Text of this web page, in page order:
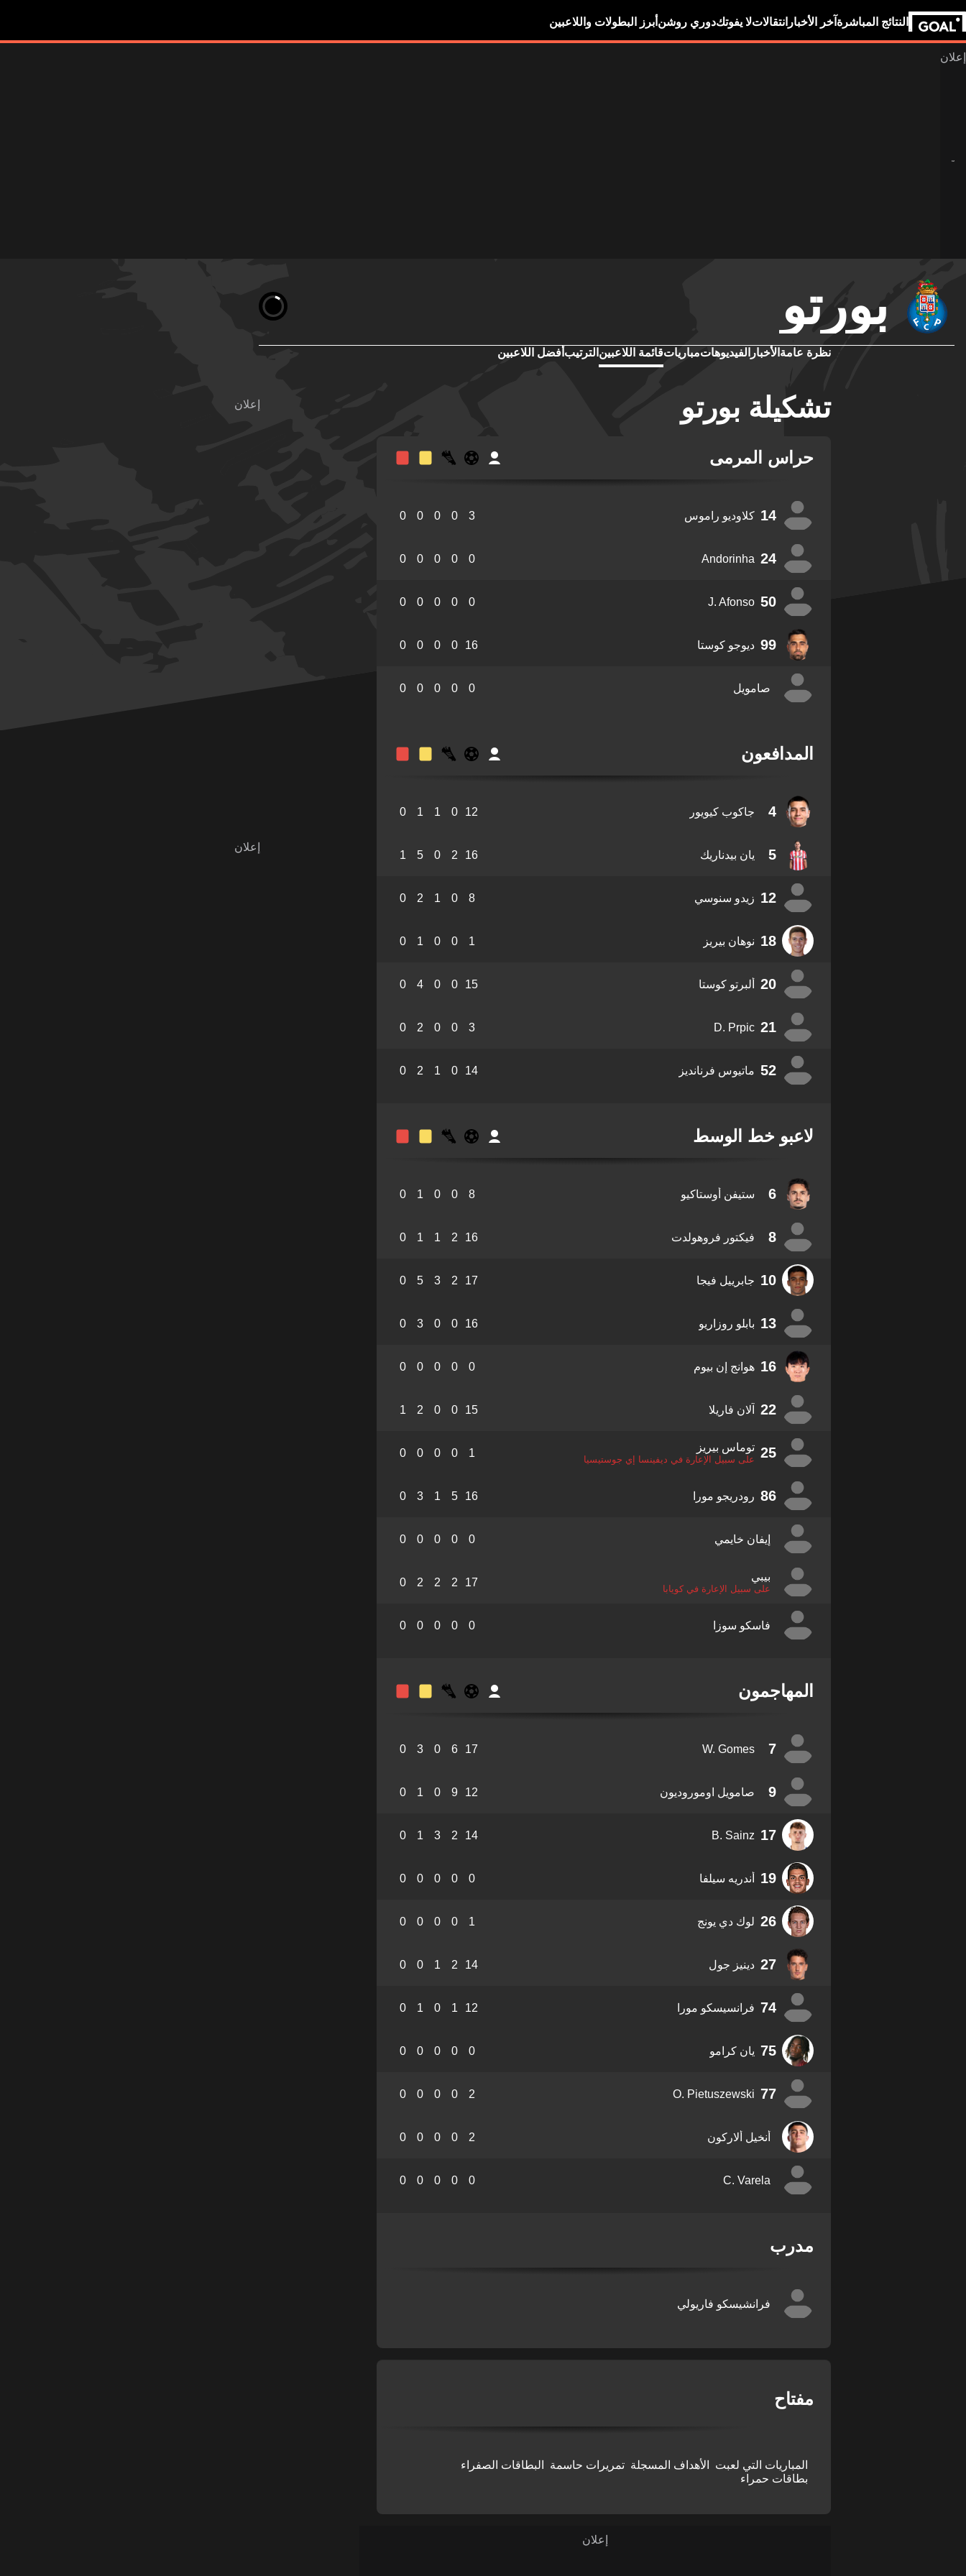
النتائج المباشرة آخر الأخبار انتقالاتلا يفوتكدوري روشن أبرز البطولات واللاعبين
بورتو
نظرة عامة الأخبار الفيديوهاتمبارياتقائمة اللاعبين الترتيب أفضل اللاعبين
تشكيلة بورتو
حراس المرمى
14 كلاوديو راموس 3
0
0
0
0
24
Andorinha
0
0
0
0
0
50
J. Afonso
0
0
0
0
0
99 ديوجو كوستا 16
0
0
0
0
صامويل 0
0
0
0
0
المدافعون
4 جاكوب كيويور 12
0
1
1
0
5 يان بيدناريك 16
2
0
5
1
12 زيدو سنوسي 8
0
1
2
0
18 نوهان بيريز 1
0
0
1
0
20 ألبرتو كوستا 15
0
0
4
0
21
D. Prpic
3
0
0
2
0
52 ماتيوس فرنانديز 14
0
1
2
0
لاعبو خط الوسط
6 ستيفن أوستاكيو 8
0
0
1
0
8 فيكتور فروهولدت 16
2
1
1
0
10 جابرييل فيجا 17
2
3
5
0
13 بابلو روزاريو 16
0
0
3
0
16 هوانج إن بيوم 0
0
0
0
0
22 آلان فاريلا 15
0
0
2
1
25 توماس بيريز
على سبيل الإعارة في ديفينسا إي جوستيسيا
1
0
0
0
0
86 رودريجو مورا 16
5
1
3
0
إيفان خايمي 0
0
0
0
0
بيبي
على سبيل الإعارة في كويابا
17
2
2
2
0
فاسكو سوزا 0
0
0
0
0
المهاجمون
7
W. Gomes
17
6
0
3
0
9 صامويل اوموروديون 12
9
0
1
0
17
B. Sainz
14
2
3
1
0
19 أندريه سيلفا 0
0
0
0
0
26 لوك دي يونج 1
0
0
0
0
27 دينيز جول 14
2
1
0
0
74 فرانسيسكو مورا 12
1
0
1
0
75 يان كرامو 0
0
0
0
0
77
O. Pietuszewski
2
0
0
0
0
أنخيل ألاركون 2
0
0
0
0
C. Varela
0
0
0
0
0
مدرب
فرانشيسكو فاريولي
مفتاح
المباريات التي لعبت الأهداف المسجلة تمريرات حاسمة
البطاقات الصفراء
بطاقات حمراء